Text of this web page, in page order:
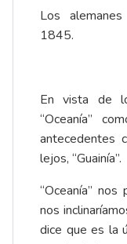
Los
1845.
En vista de
“Oceanía”
antecedentes
lejos, “Guainía”.
“Oceanía”
nos
dice que es la